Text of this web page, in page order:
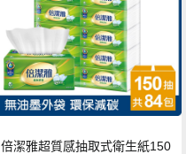
倍潔雅超質感抽取式衛生紙150